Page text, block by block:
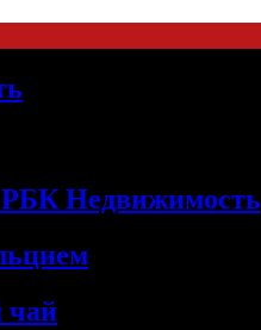
РБК Недвижимость
чай